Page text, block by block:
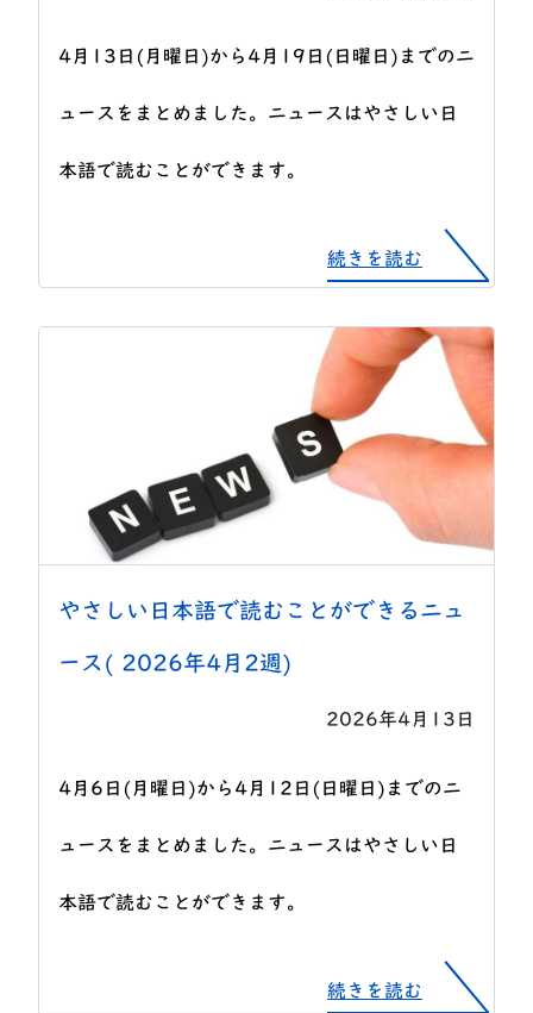
4月13日(月曜日)から4月19日(日曜日)までのニ
ュースをまとめました。ニュースはやさしい日
本語で読むことができます。
続きを読む
やさしい日本語で読むことができるニュ
ース( 2026年4月2週)
2026年4月13日
4月6日(月曜日)から4月12日(日曜日)までのニ
ュースをまとめました。ニュースはやさしい日
本語で読むことができます。
続きを読む